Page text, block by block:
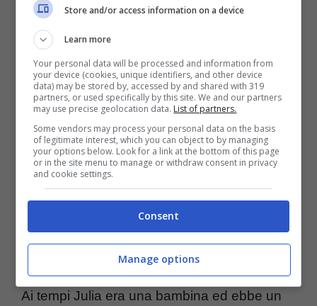
Ora però il rapporto è migliorato, per
fortuna. E dovrebbe essere sempre così
una volta che il tempo è passato e ha
aggiustato certe situazioni.Specialmente
quando ci sono dei figli di mezzo
è un concetto che Teo ha capito benissimo
proprio grazie ad una discussione con la
ragazza.
Ai tempi Julia era una bambina ed ebbe un
Store and/or access information on a device
Learn more
Your personal data will be processed and information from
your device (cookies, unique identifiers, and other device
data) may be stored by, accessed by and shared with 319
partners, or used specifically by this site. We and our partners
may use precise geolocation data. List of partners.
Some vendors may process your personal data on the basis
of legitimate interest, which you can object to by managing
your options below. Look for a link at the bottom of this page
or in the site menu to manage or withdraw consent in privacy
and cookie settings.
Consent
Manage options